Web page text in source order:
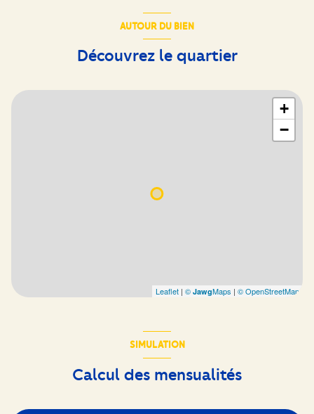
AUTOUR DU BIEN
Découvrez le quartier
+
−
Leaflet | © JawgMaps | © OpenStreetMap
SIMULATION
Calcul des mensualités